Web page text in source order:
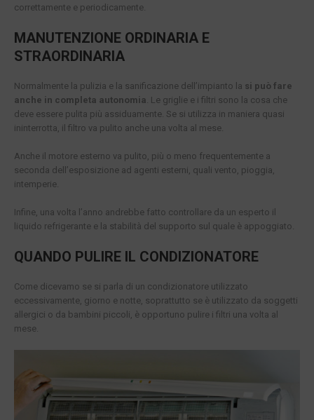
correttamente e periodicamente.
MANUTENZIONE ORDINARIA E
STRAORDINARIA
Normalmente la pulizia e la sanificazione dell’impianto la si può fare
anche in completa autonomia. Le griglie e i filtri sono la cosa che
deve essere pulita più assiduamente. Se si utilizza in maniera quasi
ininterrotta, il filtro va pulito anche una volta al mese.
Anche il motore esterno va pulito, più o meno frequentemente a
seconda dell’esposizione ad agenti esterni, quali vento, pioggia,
intemperie.
Infine, una volta l’anno andrebbe fatto controllare da un esperto il
liquido refrigerante e la stabilità del supporto sul quale è appoggiato.
QUANDO PULIRE IL CONDIZIONATORE
Come dicevamo se si parla di un condizionatore utilizzato
eccessivamente, giorno e notte, soprattutto se è utilizzato da soggetti
allergici o da bambini piccoli, è opportuno pulire i filtri una volta al
mese.